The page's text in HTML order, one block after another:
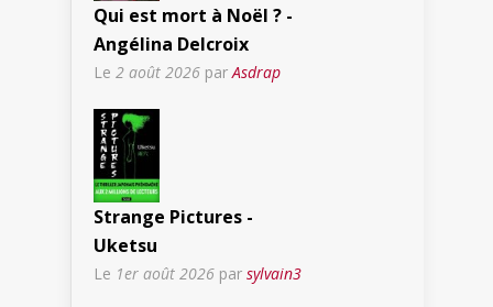
Qui est mort à Noël ? -
Angélina Delcroix
Le 2 août 2026 par Asdrap
Strange Pictures -
Uketsu
Le 1er août 2026 par sylvain3